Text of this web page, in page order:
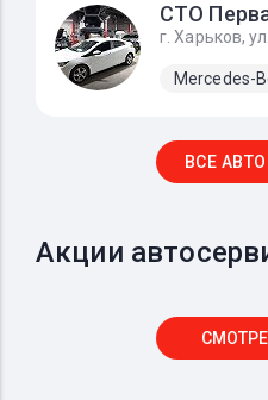
СТО
Mercedes-
ВСЕ
Акции